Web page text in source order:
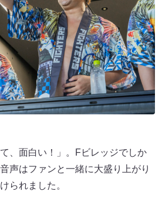
、面白い！」。Fビレッジでしか
声はファンと一緒に大盛り上がり
られました。